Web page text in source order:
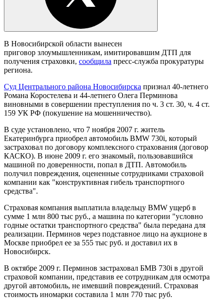
В Новосибирской области вынесен
приговор злоумышленникам, имитировавшим ДТП для
получения страховки, сообщила пресс-служба прокуратуры
региона.
Суд Центрального района Новосибирска признал 40-летнего
Романа Коростелева и 44-летнего Олега Перминова
виновными в совершении преступления по ч. 3 ст. 30, ч. 4 ст.
159 УК РФ (покушение на мошенничество).
В суде установлено, что 7 ноября 2007 г. житель
Екатеринбурга приобрел автомобиль BMW 730i, который
застраховал по договору комплексного страхования (договор
КАСКО). В июне 2009 г. его знакомый, пользовавшийся
машиной по доверенности, попал в ДТП. Автомобиль
получил повреждения, оцененные сотрудниками страховой
компании как "конструктивная гибель транспортного
средства".
Страховая компания выплатила владельцу BMW ущерб в
сумме 1 млн 800 тыс руб., а машина по категории "условно
годные остатки транспортного средства" была передана для
реализации. Перминов через подставное лицо на аукционе в
Москве приобрел ее за 555 тыс руб. и доставил их в
Новосибирск.
В октябре 2009 г. Перминов застраховал БМВ 730i в другой
страховой компании, представив ее сотрудникам для осмотра
другой автомобиль, не имевший повреждений. Страховая
стоимость иномарки составила 1 млн 770 тыс руб.